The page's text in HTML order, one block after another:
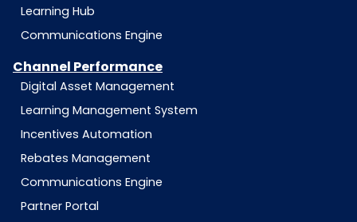
Learning Hub
Communications Engine
Channel Performance
Digital Asset Management
Learning Management System
Incentives Automation
Rebates Management
Communications Engine
Partner Portal